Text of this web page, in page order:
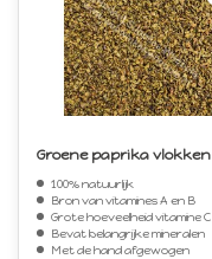
Groene paprika vlokken
100% natuurlijk
Bron van vitamines A en B
Grote hoeveelheid vitamine C
Bevat belangrijke mineralen
Met de hand afgewogen